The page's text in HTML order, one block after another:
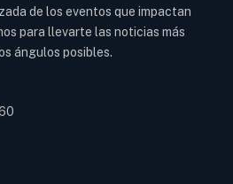
de los eventos que impactan
para llevarte las noticias más
ángulos posibles.